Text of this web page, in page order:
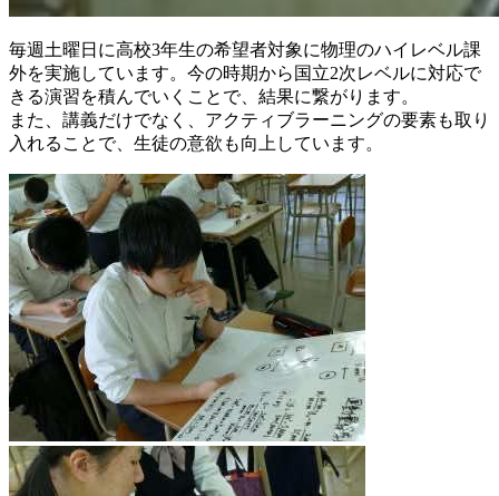
毎週土曜日に高校3年生の希望者対象に物理のハイレベル課
外を実施しています。今の時期から国立2次レベルに対応で
きる演習を積んでいくことで、結果に繋がります。
また、講義だけでなく、アクティブラーニングの要素も取り
入れることで、生徒の意欲も向上しています。